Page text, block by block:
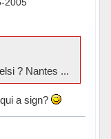
? Nantes ...
a sign?